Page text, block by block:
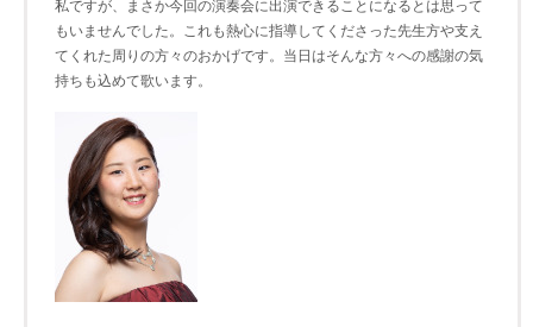
私ですが、まさか今回の演奏会に出演できることになるとは思って
もいませんでした。これも熱心に指導してくださった先生方や支え
てくれた周りの方々のおかげです。当日はそんな方々への感謝の気
持ちも込めて歌います。